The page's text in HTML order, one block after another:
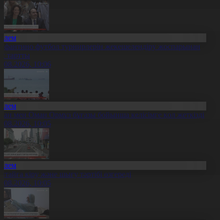
футбол турнирлерін жекешелендіру жоспарынан
тартты
10:06
мен Оман Ормұз бұғазы бойынша келісімге қол жеткізді
10:05
кіру және шығу тәртібі өзгереді
10:05